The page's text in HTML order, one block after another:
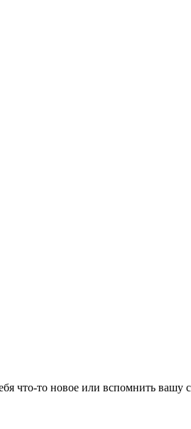
что-то новое или вспомнить вашу